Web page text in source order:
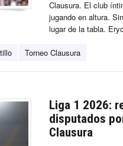
Clausura. El club
jugando en altura.
lugar de la tabla.
Torneo Clausura
Liga 1 2026:
disputados
Clausura